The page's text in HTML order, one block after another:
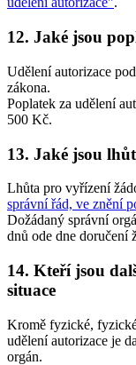
12. Jaké jsou
Udělení autorizace
zákona.
Poplatek za udělení
500 Kč.
13. Jaké jsou
Lhůta pro vyřízení
správní řád, ve znění
Dožádaný správní
dnů ode dne doručení
14. Kteří jsou
situace
Kromě fyzické,
udělení autorizace je
orgán.